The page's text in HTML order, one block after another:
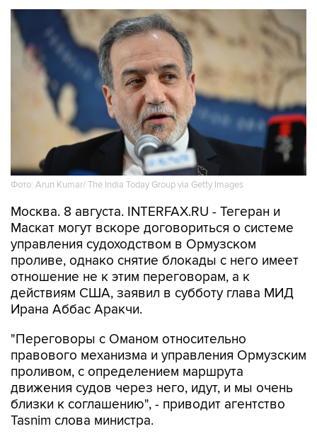
Фото: Arun Kumar/ The India Today Group via Getty Images
Москва. 8 августа. INTERFAX.RU - Тегеран и
Маскат могут вскоре договориться о системе
управления судоходством в Ормузском
проливе, однако снятие блокады с него имеет
отношение не к этим переговорам, а к
действиям США, заявил в субботу глава МИД
Ирана Аббас Аракчи.
"Переговоры с Оманом относительно
правового механизма и управления Ормузским
проливом, с определением маршрута
движения судов через него, идут, и мы очень
близки к соглашению", - приводит агентство
Tasnim слова министра.